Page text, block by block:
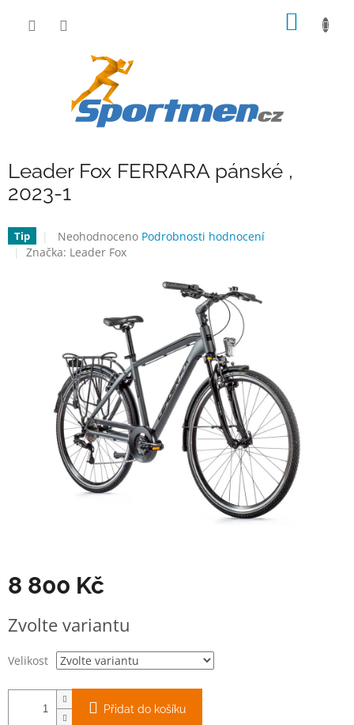
Leader Fox FERRARA pánské ,
2023-1
Tip
Průměrné
hodnocení
Neohodnoceno Podrobnosti hodnocení
Značka: Leader Fox
8 800 Kč
cena:
Zvolte variantu
Velikost
Přidat do košíku